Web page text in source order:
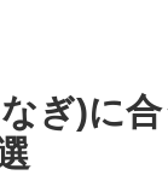
ぎ)に